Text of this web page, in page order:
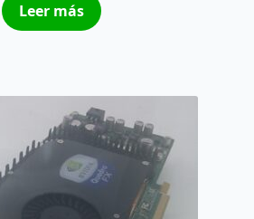
Leer más